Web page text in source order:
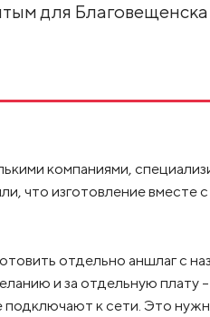
для Благовещенска
компаниями,
что изготовление вместе
отдельно аншлаг с
и за отдельную плату
подключают к сети. Это